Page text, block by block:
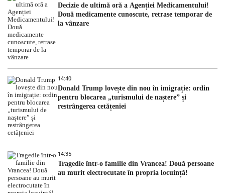
Decizie de ultimă oră a Agenției Medicamentului!
Două medicamente cunoscute, retrase temporar de
la vânzare
14:40
Donald Trump lovește din nou în imigrație: ordin
pentru blocarea „turismului de naștere” și
restrângerea cetățeniei
14:35
Tragedie într-o familie din Vrancea! Două persoane
au murit electrocutate în propria locuință!